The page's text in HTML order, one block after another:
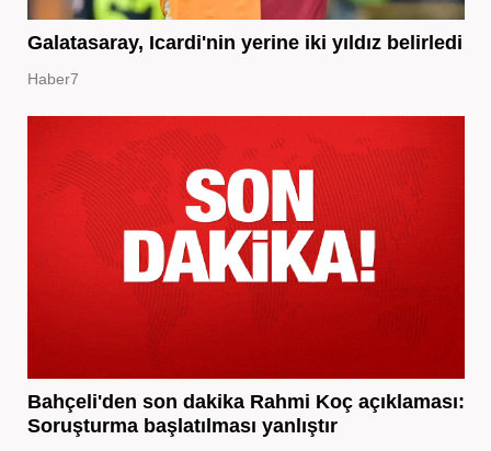
Galatasaray, Icardi'nin yerine iki yıldız belirledi
Haber7
Bahçeli'den son dakika Rahmi Koç açıklaması:
Soruşturma başlatılması yanlıştır